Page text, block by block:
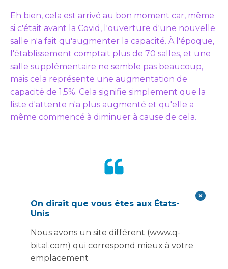
Eh bien, cela est arrivé au bon moment car, même
si c'était avant la Covid, l'ouverture d'une nouvelle
salle n'a fait qu'augmenter la capacité. À l'époque,
l'établissement comptait plus de 70 salles, et une
salle supplémentaire ne semble pas beaucoup,
mais cela représente une augmentation de
capacité de 1,5%. Cela signifie simplement que la
liste d'attente n'a plus augmenté et qu'elle a
même commencé à diminuer à cause de cela.
« Travailler avec Vanguard a
été un plaisir, un vrai plaisir...
Je pense qu'ils viennent avec
un certain degré de
On dirait que vous êtes aux États-
Unis
Nous avons un site différent (www.q-
bital.com) qui correspond mieux à votre
emplacement